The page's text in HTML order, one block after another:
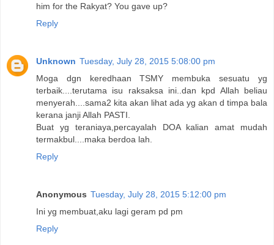
him for the Rakyat? You gave up?
Reply
Unknown Tuesday, July 28, 2015 5:08:00 pm
Moga dgn keredhaan TSMY membuka sesuatu yg
terbaik....terutama isu raksaksa ini..dan kpd Allah beliau
menyerah....sama2 kita akan lihat ada yg akan d timpa bala
kerana janji Allah PASTI.
Buat yg teraniaya,percayalah DOA kalian amat mudah
termakbul....maka berdoa lah.
Reply
Anonymous Tuesday, July 28, 2015 5:12:00 pm
Ini yg membuat,aku lagi geram pd pm
Reply